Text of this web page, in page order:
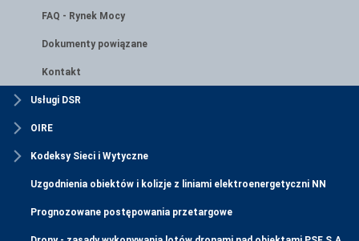
FAQ - Rynek Mocy
Dokumenty powiązane
Kontakt
Usługi DSR
OIRE
Kodeksy Sieci i Wytyczne
Uzgodnienia obiektów i kolizje z liniami elektroenergetyczni NN
Prognozowane postępowania przetargowe